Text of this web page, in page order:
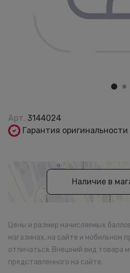
Арт. 3144024
Гарантия оригинальности
Наличие в
Цены и размер начисляемых
магазинах, на сайте и мобильном
отличаться. Внешний вид товара
представленного на сайте.